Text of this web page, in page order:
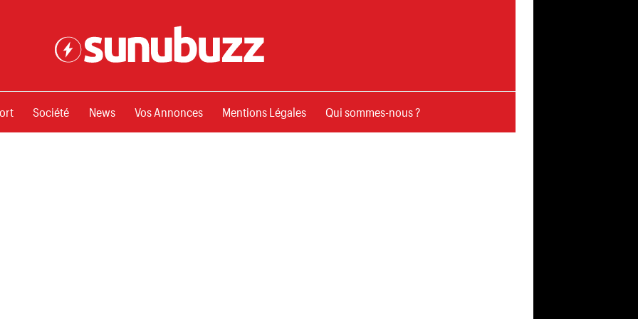
Société News Vos Annonces Mentions Légales Qui sommes-nous ?